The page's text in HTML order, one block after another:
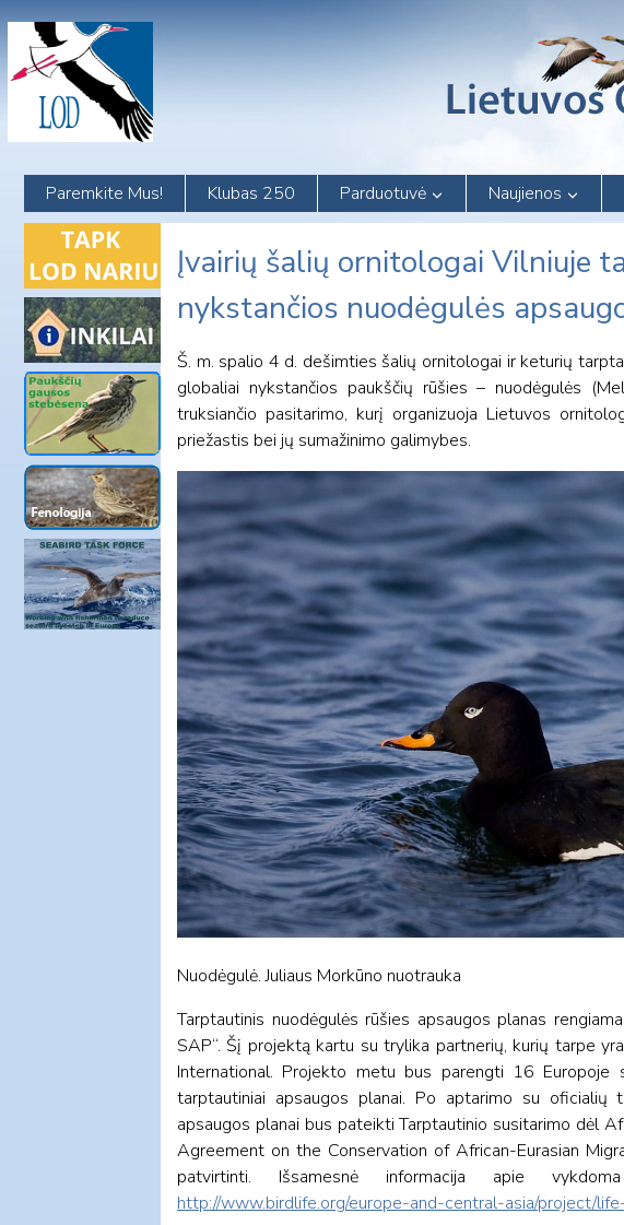
content
Paremkite Mus! Klubas 250 Parduotuvė Naujienos
Įvairių šalių ornitologai Vilniuje
nykstančios nuodėgulės
Š. m. spalio 4 d. dešimties šalių ornitologai ir keturių
globaliai nykstančios paukščių rūšies – nuodėgulės
truksiančio pasitarimo, kurį organizuoja Lietuvos
priežastis bei jų sumažinimo galimybes.
Nuodėgulė. Juliaus Morkūno nuotrauka
Tarptautinis nuodėgulės rūšies apsaugos planas
SAP“. Šį projektą kartu su trylika partnerių, kurių tarpe
International. Projekto metu bus parengti 16 Europoje
tarptautiniai apsaugos planai. Po aptarimo su oficialių
apsaugos planai bus pateikti Tarptautinio susitarimo dėl
Agreement on the Conservation of African-Eurasian
patvirtinti. Išsamesnė informacija apie
http://www.birdlife.org/europe-and-central-asia/project/